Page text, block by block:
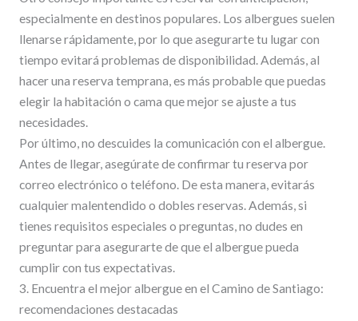
especialmente en destinos populares. Los albergues suelen
llenarse rápidamente, por lo que asegurarte tu lugar con
tiempo evitará problemas de disponibilidad. Además, al
hacer una reserva temprana, es más probable que puedas
elegir la habitación o cama que mejor se ajuste a tus
necesidades.
Por último, no descuides la comunicación con el albergue.
Antes de llegar, asegúrate de confirmar tu reserva por
correo electrónico o teléfono. De esta manera, evitarás
cualquier malentendido o dobles reservas. Además, si
tienes requisitos especiales o preguntas, no dudes en
preguntar para asegurarte de que el albergue pueda
cumplir con tus expectativas.
3. Encuentra el mejor albergue en el Camino de Santiago:
recomendaciones destacadas